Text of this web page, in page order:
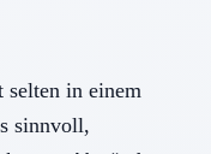
selten in einem
sinnvoll,